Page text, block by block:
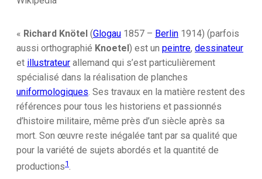
« Richard Knötel (Glogau 1857 – Berlin 1914) (parfois
aussi orthographié Knoetel) est un peintre, dessinateur
et illustrateur allemand qui s’est particulièrement
spécialisé dans la réalisation de planches
uniformologiques . Ses travaux en la matière restent des
références pour tous les historiens et passionnés
d’histoire militaire, même près d’un siècle après sa
mort. Son œuvre reste inégalée tant par sa qualité que
pour la variété de sujets abordés et la quantité de
productions1.